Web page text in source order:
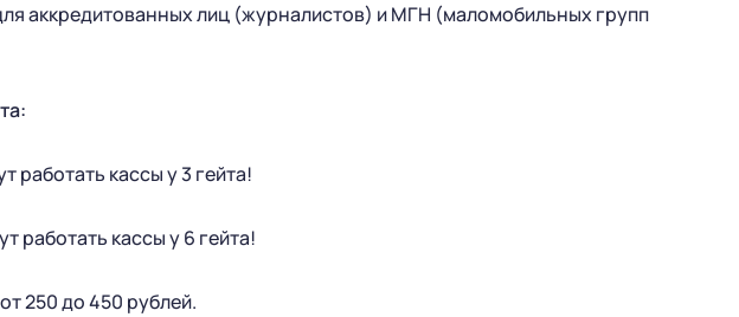
аккредитованных лиц (журналистов) и МГН (маломобильных групп
работать кассы у 3 гейта!
работать кассы у 6 гейта!
250 до 450 рублей.
ГЛАВНАЯ